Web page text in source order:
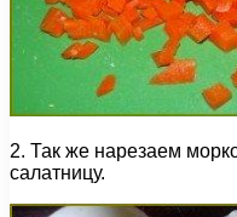
2. Так же нарезаем
салатницу.